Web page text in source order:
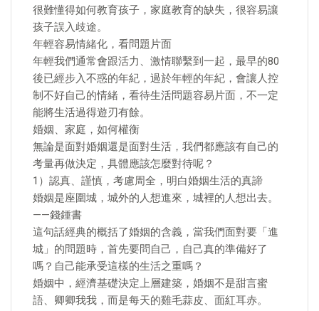
很難懂得如何教育孩子，家庭教育的缺失，很容易讓
孩子誤入歧途。
年輕容易情緒化，看問題片面
年輕我們通常會跟活力、激情聯繫到一起，最早的80
後已經步入不惑的年紀，過於年輕的年紀，會讓人控
制不好自己的情緒，看待生活問題容易片面，不一定
能將生活過得遊刃有餘。
婚姻、家庭，如何權衡
無論是面對婚姻還是面對生活，我們都應該有自己的
考量再做決定，具體應該怎麼對待呢？
1）認真、謹慎，考慮周全，明白婚姻生活的真諦
婚姻是座圍城，城外的人想進來，城裡的人想出去。
——錢鍾書
這句話經典的概括了婚姻的含義，當我們面對要「進
城」的問題時，首先要問自己，自己真的準備好了
嗎？自己能承受這樣的生活之重嗎？
婚姻中，經濟基礎決定上層建築，婚姻不是甜言蜜
語、卿卿我我，而是每天的雞毛蒜皮、面紅耳赤。